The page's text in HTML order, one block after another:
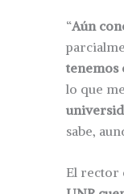
“Aún
tenemos
lo que
sabe,
El rector